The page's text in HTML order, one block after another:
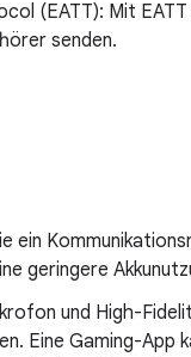
(EATT): Mit
senden.
ein
geringere
und High-
Eine Gaming-App